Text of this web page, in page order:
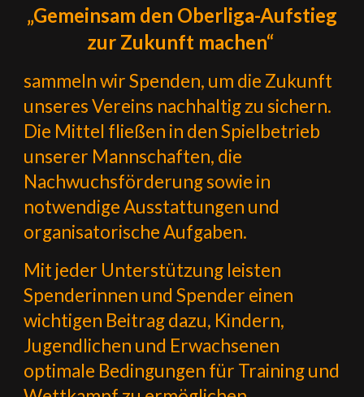
„Gemeinsam den Oberliga-Aufstieg
zur Zukunft machen“
sammeln wir Spenden, um die Zukunft
unseres Vereins nachhaltig zu sichern.
Die Mittel fließen in den Spielbetrieb
unserer Mannschaften, die
Nachwuchsförderung sowie in
notwendige Ausstattungen und
organisatorische Aufgaben.
Mit jeder Unterstützung leisten
Spenderinnen und Spender einen
wichtigen Beitrag dazu, Kindern,
Jugendlichen und Erwachsenen
optimale Bedingungen für Training und